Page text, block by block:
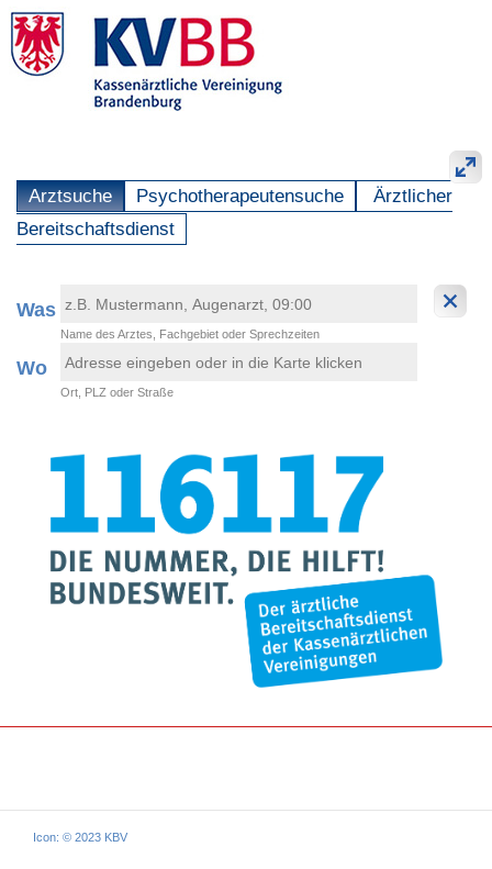
Arztsuche Psychotherapeutensuche
Ärztlicher
Bereitschaftsdienst
Was
Name des Arztes, Fachgebiet oder Sprechzeiten
Wo
Ort, PLZ oder Straße
Icon: © 2023 KBV